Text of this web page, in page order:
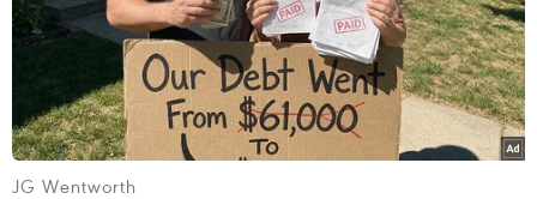
TIN LIÊN QUAN
JG Wentworth